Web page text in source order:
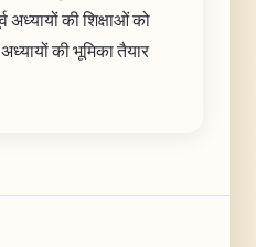
अध्यायों की शिक्षाओं को
की भूमिका तैयार